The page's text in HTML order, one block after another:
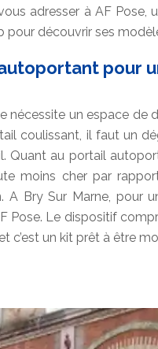
adresser à AF
pour découvrir ses
pour
un espace de
coulissant, il faut un
Quant au portail
moins cher par
A Bry Sur Marne, pour
Pose. Le dispositif
c’est un kit prêt à être